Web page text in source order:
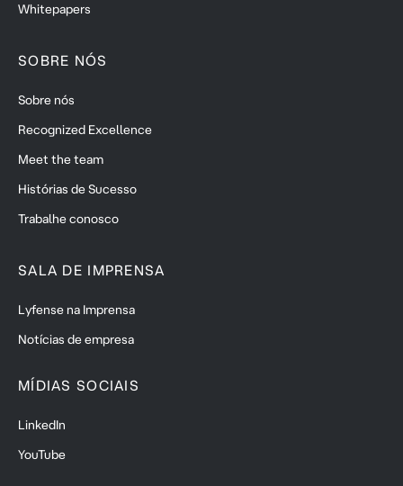
Whitepapers
SOBRE NÓS
Sobre nós
Recognized Excellence
Meet the team
Histórias de Sucesso
Trabalhe conosco
SALA DE IMPRENSA
Lyfense na Imprensa
Notícias de empresa
MÍDIAS SOCIAIS
LinkedIn
YouTube